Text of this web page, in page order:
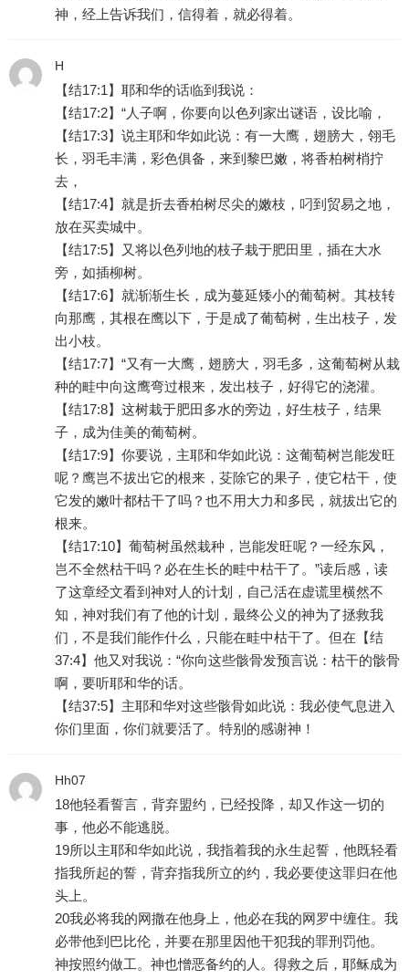
神，经上告诉我们，信得着，就必得着。
H
【结17:1】耶和华的话临到我说：
【结17:2】“人子啊，你要向以色列家出谜语，设比喻，
【结17:3】说主耶和华如此说：有一大鹰，翅膀大，翎毛
长，羽毛丰满，彩色俱备，来到黎巴嫩，将香柏树梢拧
去，
【结17:4】就是折去香柏树尽尖的嫩枝，叼到贸易之地，
放在买卖城中。
【结17:5】又将以色列地的枝子栽于肥田里，插在大水
旁，如插柳树。
【结17:6】就渐渐生长，成为蔓延矮小的葡萄树。其枝转
向那鹰，其根在鹰以下，于是成了葡萄树，生出枝子，发
出小枝。
【结17:7】“又有一大鹰，翅膀大，羽毛多，这葡萄树从栽
种的畦中向这鹰弯过根来，发出枝子，好得它的浇灌。
【结17:8】这树栽于肥田多水的旁边，好生枝子，结果
子，成为佳美的葡萄树。
【结17:9】你要说，主耶和华如此说：这葡萄树岂能发旺
呢？鹰岂不拔出它的根来，芟除它的果子，使它枯干，使
它发的嫩叶都枯干了吗？也不用大力和多民，就拔出它的
根来。
【结17:10】葡萄树虽然栽种，岂能发旺呢？一经东风，
岂不全然枯干吗？必在生长的畦中枯干了。”读后感，读
了这章经文看到神对人的计划，自己活在虚谎里横然不
知，神对我们有了他的计划，最终公义的神为了拯救我
们，不是我们能作什么，只能在畦中枯干了。但在【结
37:4】他又对我说：“你向这些骸骨发预言说：枯干的骸骨
啊，要听耶和华的话。
【结37:5】主耶和华对这些骸骨如此说：我必使气息进入
你们里面，你们就要活了。特别的感谢神！
Hh07
18他轻看誓言，背弃盟约，已经投降，却又作这一切的
事，他必不能逃脱。
19所以主耶和华如此说，我指着我的永生起誓，他既轻看
指我所起的誓，背弃指我所立的约，我必要使这罪归在他
头上。
20我必将我的网撒在他身上，他必在我的网罗中缠住。我
必带他到巴比伦，并要在那里因他干犯我的罪刑罚他。
神按照约做工。神也憎恶备约的人。得救之后，耶稣成为